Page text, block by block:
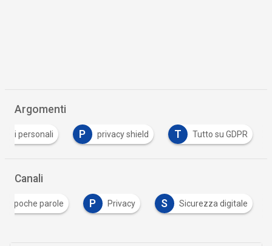
Argomenti
dati personali P privacy shield T Tutto su GDPR
Canali
In poche parole P Privacy S Sicurezza digitale